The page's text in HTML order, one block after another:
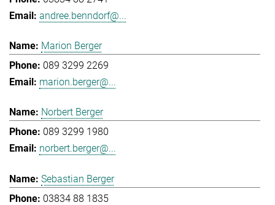
andree.benndorf@...
Marion Berger
089 3299 2269
marion.berger@...
Norbert Berger
089 3299 1980
norbert.berger@...
Sebastian Berger
03834 88 1835